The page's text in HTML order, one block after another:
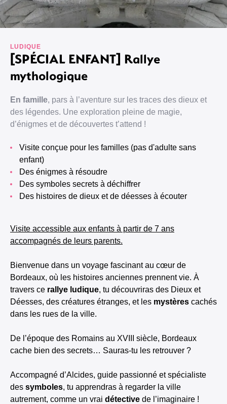
LUDIQUE
[SPÉCIAL ENFANT] Rallye
mythologique
En famille, pars à l’aventure sur les traces des dieux et
des légendes. Une exploration pleine de magie,
d’énigmes et de découvertes t’attend !
Visite conçue pour les familles (pas d'adulte sans
enfant)
Des énigmes à résoudre
Des symboles secrets à déchiffrer
Des histoires de dieux et de déesses à écouter
Visite accessible aux enfants à partir de 7 ans
accompagnés de leurs parents.
Bienvenue dans un voyage fascinant au cœur de
Bordeaux, où les histoires anciennes prennent vie. À
travers ce rallye ludique, tu découvriras des Dieux et
Déesses, des créatures étranges, et les mystères cachés
dans les rues de la ville.
De l’époque des Romains au XVIII siècle, Bordeaux
cache bien des secrets… Sauras-tu les retrouver ?
Accompagné d’Alcides, guide passionné et spécialiste
des symboles, tu apprendras à regarder la ville
autrement, comme un vrai détective de l’imaginaire !